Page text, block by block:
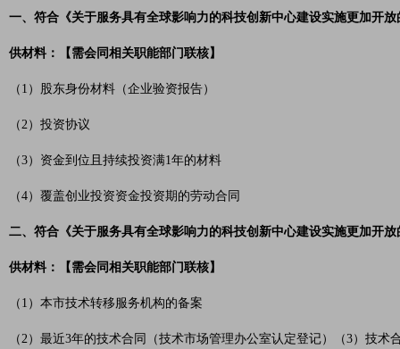
一、符合《关于服务具有全球影响力的科技创新中心建设实施更加开
供材料：【需会同相关职能部门联核】
（1）股东身份材料（企业验资报告）
（2）投资协议
（3）资金到位且持续投资满1年的材料
（4）覆盖创业投资资金投资期的劳动合同
二、符合《关于服务具有全球影响力的科技创新中心建设实施更加开
供材料：【需会同相关职能部门联核】
（1）本市技术转移服务机构的备案
（2）最近3年的技术合同（技术市场管理办公室认定登记）（3）技